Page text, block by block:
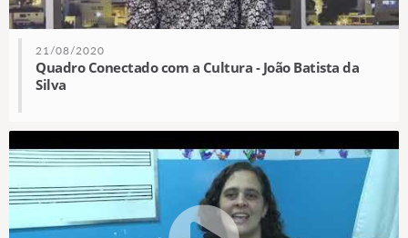
21/08/2020
Quadro Conectado com a Cultura - João Batista da
Silva